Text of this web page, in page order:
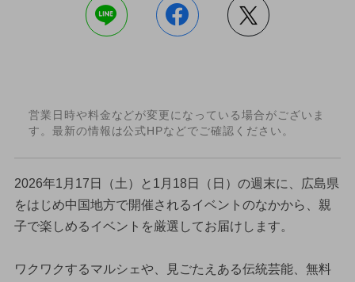
営業日時や料金などが変更になっている場合がございま
す。最新の情報は公式HPなどでご確認ください。
2026年1月17日（土）と1月18日（日）の週末に、広島県
をはじめ中国地方で開催されるイベントのなかから、親
子で楽しめるイベントを厳選してお届けします。
ワクワクするマルシェや、見ごたえある伝統芸能、無料